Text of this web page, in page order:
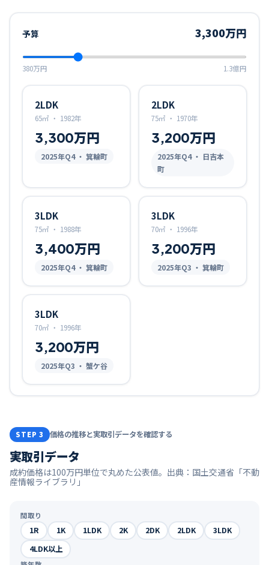
予算 3,300万円
380万円 1.3億円
2LDK
65㎡ ・ 1982年
3,300万円
2025年Q4・ 箕輪町
2LDK
75㎡ ・ 1970年
3,200万円
2025年Q4・ 日吉本
町
3LDK
75㎡ ・ 1988年
3,400万円
2025年Q4・ 箕輪町
3LDK
70㎡ ・ 1996年
3,200万円
2025年Q3 ・ 箕輪町
3LDK
70㎡ ・ 1996年
3,200万円
2025年Q3 ・ 蟹ケ谷
STEP 3 価格の推移と実取引データを確認する
実取引データ
成約価格は100万円単位で丸めた公表値。出典：国土交通省「不動
産情報ライブラリ」
間取り
1R 1K 1LDK 2K 2DK 2LDK
3LDK
4LDK以上